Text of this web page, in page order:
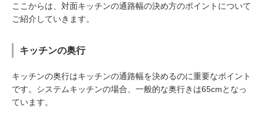
ここからは、対面キッチンの通路幅の決め方のポイントについて
ご紹介していきます。
キッチンの奥行
キッチンの奥行はキッチンの通路幅を決めるのに重要なポイント
です。システムキッチンの場合、一般的な奥行きは65cmとなっ
ています。